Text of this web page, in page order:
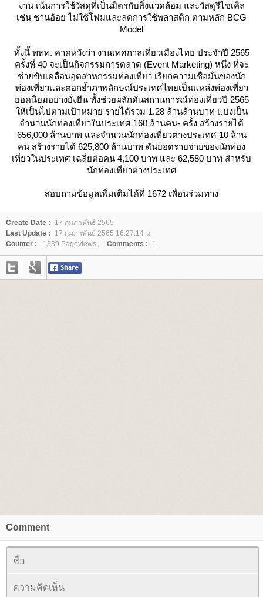
งาน เน้นการใช้วัสดุที่เป็นมิตรกับสิ่งแวดล้อม และวัสดุรีไซเคิล
เช่น ชานอ้อย ไม่ใช้โฟมและลดการใช้พลาสติก ตามหลัก BCG
Model
ทั้งนี้ ททท. คาดหวังว่า งานเทศกาลเที่ยวเมืองไทย ประจำปี 2565
ครั้งที่ 40 จะเป็นกิจกรรมการตลาด (Event Marketing) หนึ่ง ที่จะ
ช่วยขับเคลื่อนอุตสาหกรรมท่องเที่ยว เรียกความเชื่อมั่นของนัก
ท่องเที่ยวและตอกย้ำภาพลักษณ์ประเทศไทยเป็นแหล่งท่องเที่ยว
อดนิยมอย่างยั่งยืน ทั้งช่วยผลักดันสถานการณ์ท่องเที่ยวปี 2565
ห้เป็นไปตามเป้าหมาย รายได้รวม 1.28 ล้านล้านบาท แบ่งเป็น
จำนวนนักท่องเที่ยวในประเทศ 160 ล้านคน- ครั้ง สร้างรายได้
656,000 ล้านบาท และจำนวนนักท่องเที่ยวต่างประเทศ 10 ล้าน
คน สร้างรายได้ 625,800 ล้านบาท ดันยอดรายจ่ายของนักท่อง
เที่ยวในประเทศ เฉลี่ยต่อคน 4,100 บาท และ 62,580 บาท สำหรับ
นักท่องเที่ยวต่างประเทศ
สอบถามข้อมูลเพิ่มเติมได้ที่ 1672 เพื่อนร่วมทาง
Create Date :
17 กุมภาพันธ์ 2565
Last Update :
17 กุมภาพันธ์ 2565 16:27:14 น.
Counter :
1339 Pageviews. Comments : 1
Comment